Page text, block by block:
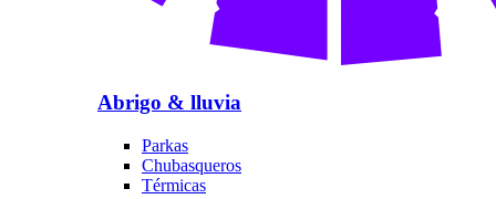
Abrigo & lluvia
Parkas
Chubasqueros
Térmicas